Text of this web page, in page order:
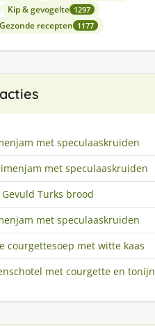
Kip & gevogelte 1297
Gezonde recepten 1177
met speculaaskruiden
met speculaaskruiden
Gevuld Turks brood
met speculaaskruiden
courgettesoep met witte kaas
met courgette en tonijn